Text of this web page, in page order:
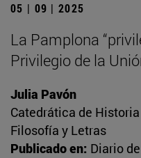
05 | 09 | 2025
La Pamplona
Privilegio de la
Julia Pavón
Catedrática de
Filosofía y Letras
Publicado en: Diario